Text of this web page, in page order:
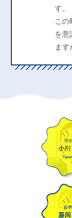
す。
この
を意
ます